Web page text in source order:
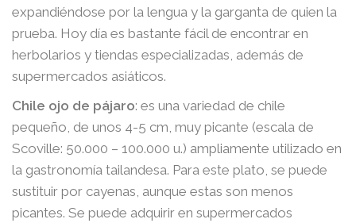
expandiéndose por la lengua y la garganta de quien la
prueba. Hoy día es bastante fácil de encontrar en
herbolarios y tiendas especializadas, además de
supermercados asiáticos.
Chile ojo de pájaro: es una variedad de chile
pequeño, de unos 4-5 cm, muy picante (escala de
Scoville: 50.000 – 100.000 u.) ampliamente utilizado en
la gastronomía tailandesa. Para este plato, se puede
sustituir por cayenas, aunque estas son menos
picantes. Se puede adquirir en supermercados